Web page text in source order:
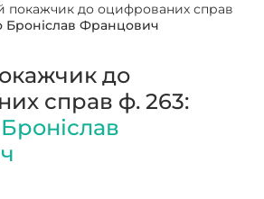
покажчик до оцифрованих справ
Броніслав Францович
до
справ ф. 263: